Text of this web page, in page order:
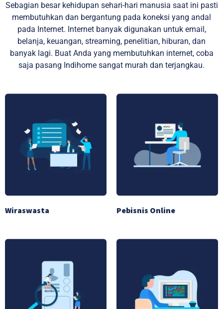
Sebagian besar kehidupan sehari-hari manusia saat ini pasti
membutuhkan dan bergantung pada koneksi yang andal
pada Internet. Internet banyak digunakan untuk email,
belanja, keuangan, streaming, penelitian, hiburan, dan
banyak lagi. Buat Anda yang membutuhkan internet, coba
saja pasang Indihome sangat murah dan terjangkau.
Wiraswasta Pebisnis Online